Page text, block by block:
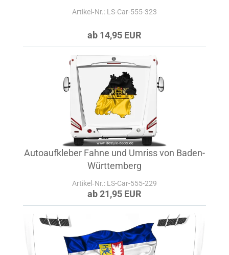
Artikel‑Nr.: LS-Car-555-323
ab 14,95 EUR
Autoaufkleber Fahne und Umriss von Baden-
Württemberg
Artikel‑Nr.: LS-Car-555-229
ab 21,95 EUR